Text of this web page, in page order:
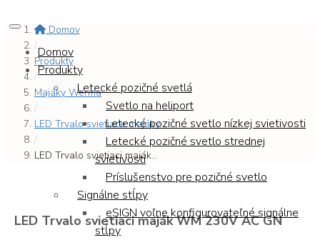
Domov
Produkty
Letecké pozičné svetlá
Svetlo na heliport
Letecké pozičné svetlo nízkej svietivosti
Letecké pozičné svetlo strednej
svietivosti
Príslušenstvo pre pozičné svetlo
Signálne stĺpy
eSIGN voľne konfigurovateľné signálne
stĺpy
Domov
/
Produkty
/
Majáky Werma
/
LED Trvalo svietiace majáky
/
LED Trvalo svietiaci maják...
LED Trvalo svietiaci maják WM 230V AC GN